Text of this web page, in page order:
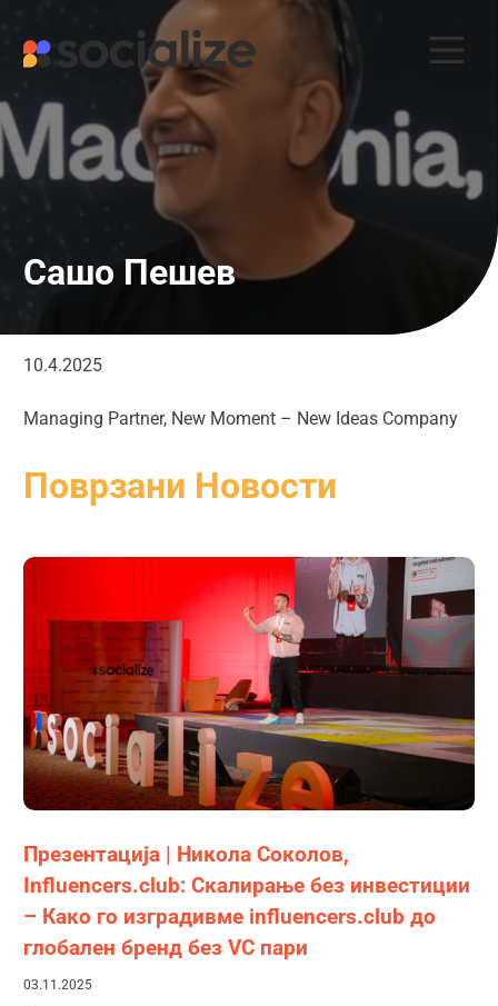
content
Сашо Пешев
10.4.2025
Managing Partner, New Moment – New Ideas Company
Поврзани Новости
Презентација | Никола Соколов,
Influencers.club: Скалирање без инвестиции
– Како го изградивме influencers.club до
глобален бренд без VC пари
03.11.2025